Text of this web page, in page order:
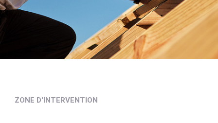
ZONE D'INTERVENTION